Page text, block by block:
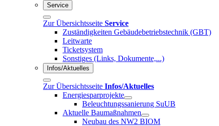
Service
Zur Übersichtsseite Service
Zuständigkeiten Gebäudebetriebstechnik (GBT)
Leitwarte
Ticketsystem
Sonstiges (Links, Dokumente,...)
Infos/Aktuelles
Zur Übersichtsseite Infos/Aktuelles
Energiesparprojekte
Beleuchtungssanierung SuUB
Aktuelle Baumaßnahmen
Neubau des NW2 BIOM